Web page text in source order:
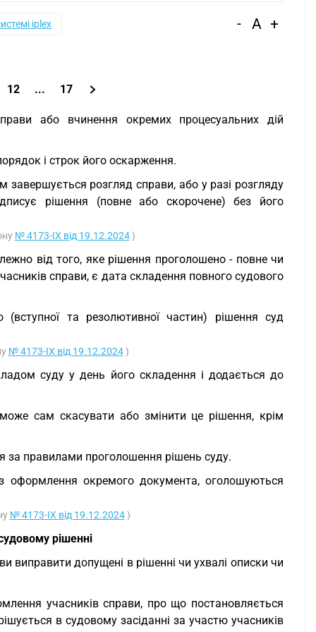
iplex - A +
12 ... 17
або вчинення окремих процесуальних дій
і строк його оскарження.
завершується розгляд справи, або у разі розгляду
рішення (повне або скорочене) без його
№ 4173-IX від 19.12.2024)
від того, яке рішення проголошено - повне чи
справи, є дата складення повного судового
та резолютивної частин) рішення суд
№ 4173-IX від 19.12.2024)
суду у день його складення і додається до
сам скасувати або змінити це рішення, крім
за правилами проголошення рішень суду.
оформлення окремого документа, оголошуються
№ 4173-IX від 19.12.2024)
рішенні
виправити допущені в рішенні чи ухвалі описки чи
учасників справи, про що постановляється
в судовому засіданні за участю учасників